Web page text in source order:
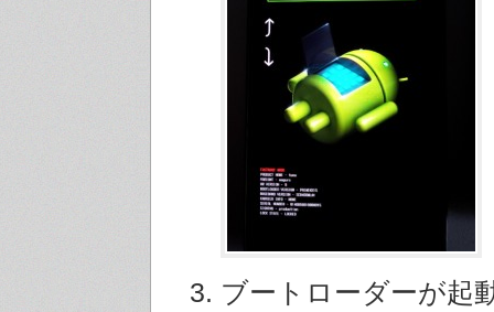
ブートローダーが起